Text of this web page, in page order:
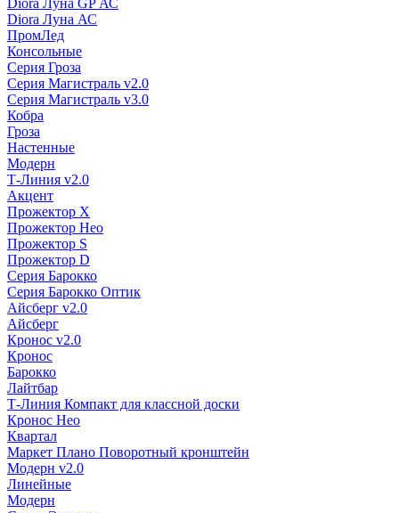
Diora Луна GP АС
Diora Луна АС
ПромЛед
Консольные
Серия Гроза
Серия Магистраль v2.0
Серия Магистраль v3.0
Кобра
Гроза
Настенные
Модерн
Т-Линия v2.0
Акцент
Прожектор X
Прожектор Нео
Прожектор S
Прожектор D
Серия Барокко
Серия Барокко Оптик
Айсберг v2.0
Айсберг
Кронос v2.0
Кронос
Барокко
Лайтбар
Т-Линия Компакт для классной доски
Кронос Нео
Квартал
Маркет Плано Поворотный кронштейн
Модерн v2.0
Линейные
Модерн